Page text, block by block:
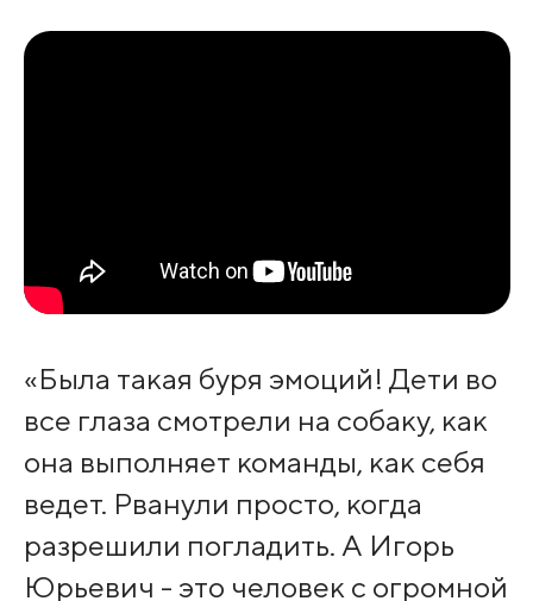
«Была такая буря эмоций! Дети во
все глаза смотрели на собаку, как
она выполняет команды, как себя
ведет. Рванули просто, когда
разрешили погладить. А Игорь
Юрьевич - это человек с огромной